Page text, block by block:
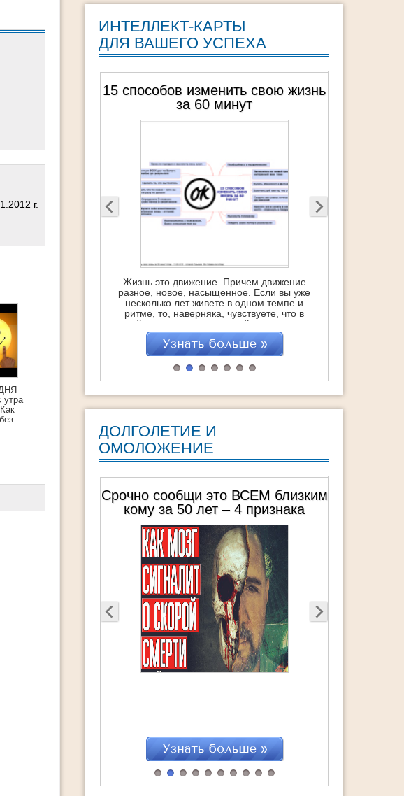
г.
утра
ИНТЕЛЛЕКТ-КАРТЫ
ДЛЯ ВАШЕГО УСПЕХА
свою жизнь
в одном темпе и
чувствуете, что в
и пора что-то
я предлагаю вам
свою жизнь за 60
используйте
[…]
Топ-10 способов преодолеть свой
страх
Страх – это главный убийца людей еще при
жизни. Он делает человека слабым,
безвольным и вгоняет его в состояние
«постоянный стресс и негатив», которое
точит изнутри, укорачивая саму жизнь…
Это с одной стороны. Но с другой – это
отличная возможность стать сильнее,
поднять самооценку и получить заряд
бодрости и энергии на очень большое
ДОЛГОЛЕТИЕ И
ОМОЛОЖЕНИЕ
ВСЕМ близким
4 признака
Эти 8 вещей победят ЛЮБУЮ
болезнь – От человека,
пережившего 3 общих наркоза